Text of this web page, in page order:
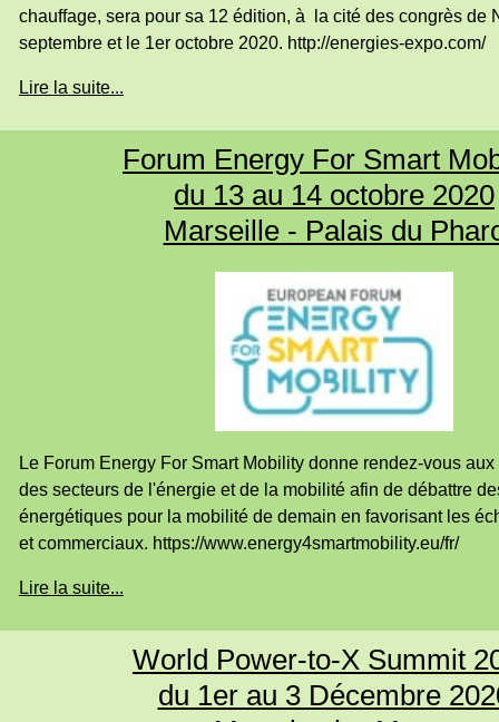
chauffage, sera pour sa 12 édition, à la cité des congrès de
septembre et le 1er octobre 2020. http://energies-expo.com/
Lire la suite...
Forum Energy For Smart
du 13 au 14 octobre 2020
Marseille - Palais du
Le Forum Energy For Smart Mobility donne rendez-vous
des secteurs de l'énergie et de la mobilité afin de débattre
énergétiques pour la mobilité de demain en favorisant les
et commerciaux. https://www.energy4smartmobility.eu/fr/
Lire la suite...
World Power-to-X Summit
du 1er au 3 Décembre